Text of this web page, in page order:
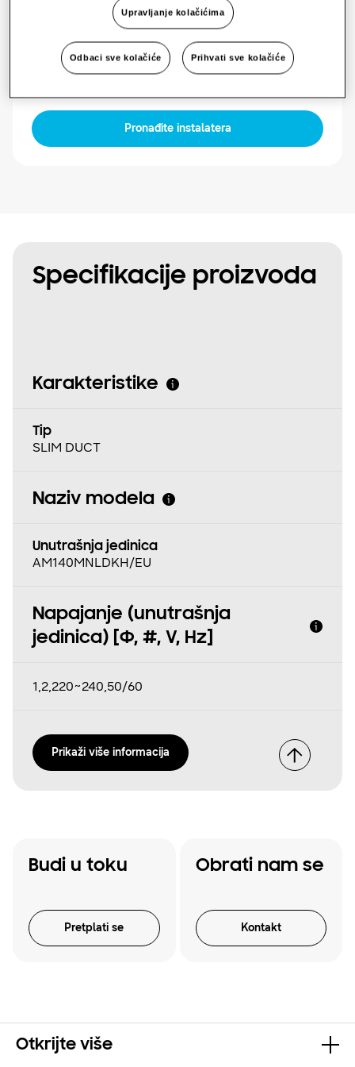
Dostupna snaga
Jedna faza
Pronađite instalatera
Specifikacije proizvoda
Karakteristike
Tip
SLIM DUCT
Naziv modela
Unutrašnja jedinica
AM140MNLDKH/EU
Napajanje (unutrašnja
jedinica) [Φ, #, V, Hz]
1,2,220~240,50/60
Prikaži više informacija
Budi u toku
Pretplati se
Obrati nam se
Kontakt
Otkrijte više
Upravljanje kolačićima
Odbaci sve kolačiće Prihvati sve kolačiće